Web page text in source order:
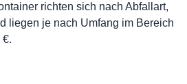
richten sich nach Abfallart,
liegen je nach Umfang im Bereich
€.